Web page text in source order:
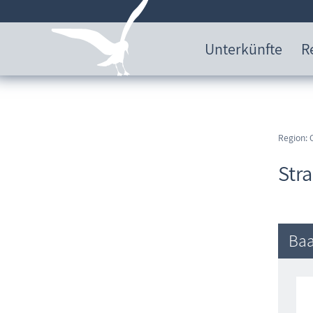
Unterkünfte
Region: